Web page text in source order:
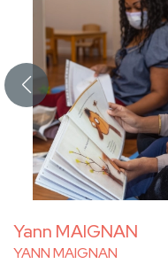
Yann MAIGNAN
YANN MAIGNAN